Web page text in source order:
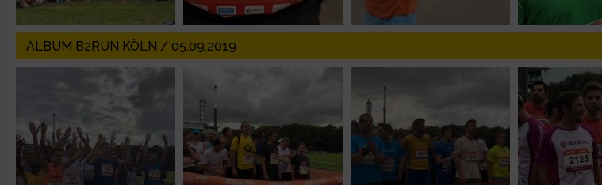
ALBUM B2RUN KÖLN / 05.09.2019
Entwicklung und Verbesserung der Angebote
Verwendung reduzierter Daten zur Auswahl von Inhalten
IAB-Besonderheiten:
Verwendung genauer Standortdaten
Geräte anhand von aktiv angeforderten Informationen identifizieren